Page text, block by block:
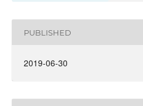
PUBLISHED
2019-06-30